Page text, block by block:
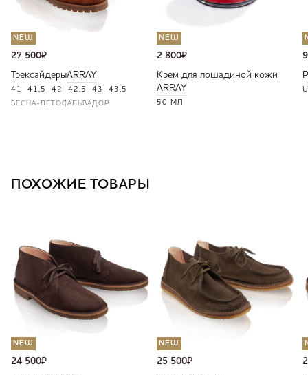
NEW
27 500₽
ТрексайдерыARRAY
41 41,5 42 42,5 43 43,5
ВЕСНА-ЛЕТОСАЛЬВАДОР
NEW
2 800₽
Крем для лошадиной кожи
ARRAY
50 МЛ
ПОХОЖИЕ ТОВАРЫ
NEW
24 500₽
NEW
25 500₽